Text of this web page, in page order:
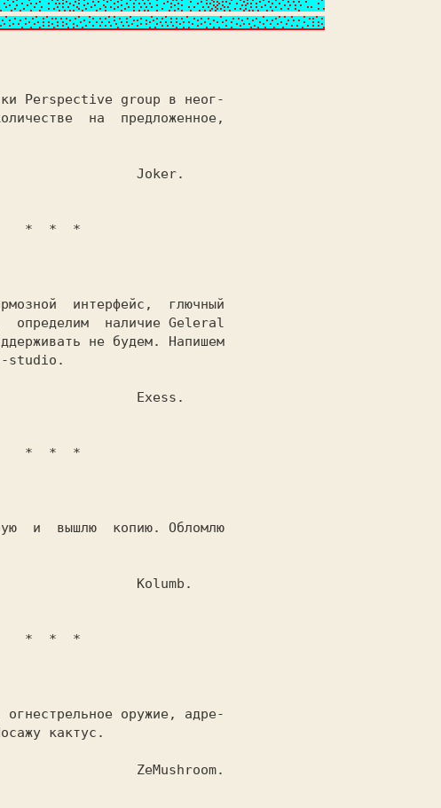
на  предложенное,
продам.
                              Joker.
                *  *  *
определим  наличие Geleral
не будем. Напишем
к art-studio.
                              Exess.
                *  *  *
                              Kolumb.
                *  *  *
Посажу кактус.